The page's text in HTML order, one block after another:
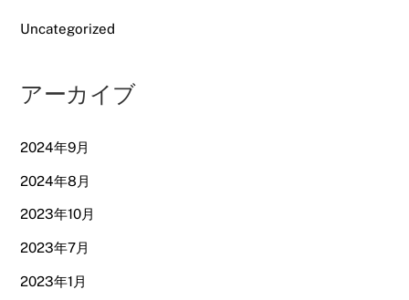
Uncategorized
アーカイブ
2024年9月
2024年8月
2023年10月
2023年7月
2023年1月